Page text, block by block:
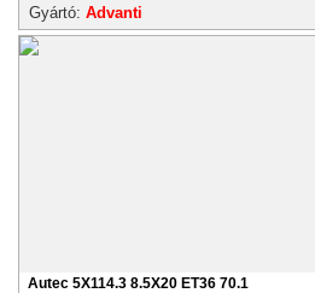
Gyártó: Advanti
Autec 5X114.3 8.5X20 ET36 70.1